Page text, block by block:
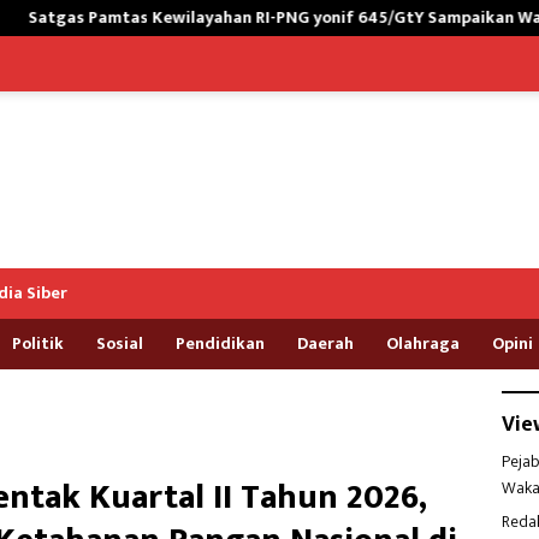
RI-PNG yonif 645/GtY Sampaikan Wasbang kepada Siswa
Siber
Politik Sosial Pendidikan Daerah Olahraga Opini
Kuartal II Tahun 2026,